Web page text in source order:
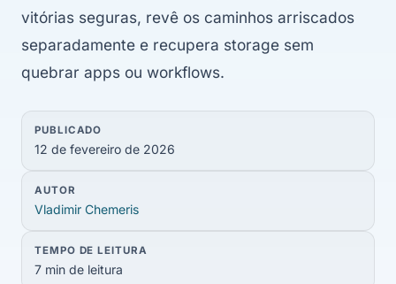
vitórias seguras, revê os caminhos arriscados
separadamente e recupera storage sem
quebrar apps ou workflows.
PUBLICADO
12 de fevereiro de 2026
AUTOR
Vladimir Chemeris
TEMPO DE LEITURA
7 min de leitura